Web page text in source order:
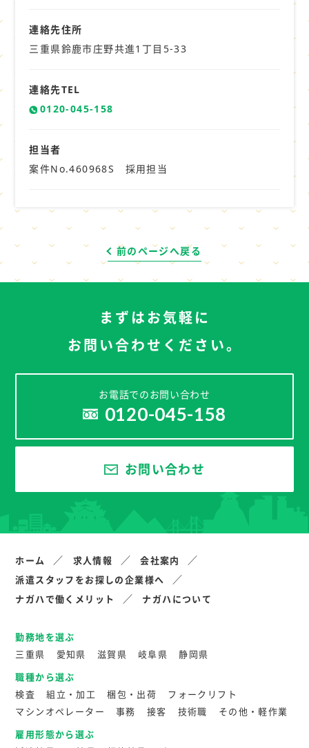
連絡先住所
三重県鈴鹿市庄野共進1丁目5-33
連絡先TEL
0120-045-158
担当者
案件No.460968S 採用担当
前のページへ戻る
まずはお気軽に
お問い合わせください。
お電話でのお問い合わせ
0120-045-158
お問い合わせ
ホーム 求人情報
会社案内
派遣スタッフをお探しの企業様へ
ナガハで働くメリット
ナガハについて
勤務地を選ぶ
三重県
愛知県 滋賀県 岐阜県
静岡県
職種から選ぶ
検査
組立・加工 梱包・出荷
フォークリフト
マシンオペレーター
事務 接客 技術職
その他・軽作業
雇用形態から選ぶ